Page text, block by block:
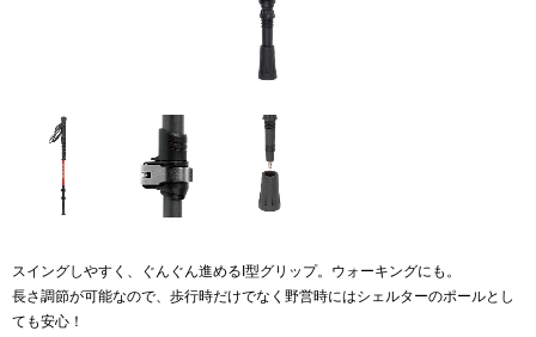
スイングしやすく、ぐんぐん進めるI型グリップ。ウォーキングにも。
長さ調節が可能なので、歩行時だけでなく野営時にはシェルターのポールとし
ても安心！